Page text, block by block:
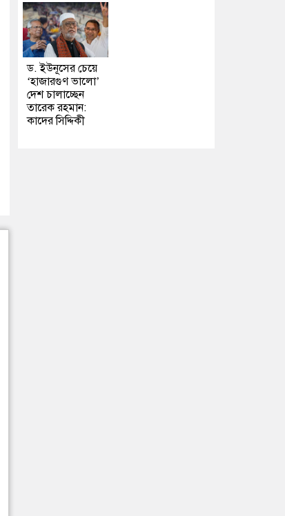
ড. ইউনূসের চেয়ে
‘হাজারগুণ ভালো’
দেশ চালাচ্ছেন
তারেক রহমান:
কাদের সিদ্দিকী